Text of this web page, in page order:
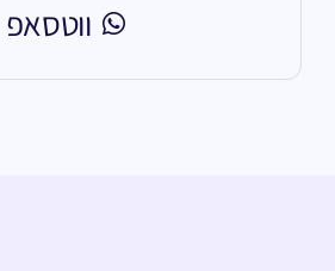
ווטסאפ